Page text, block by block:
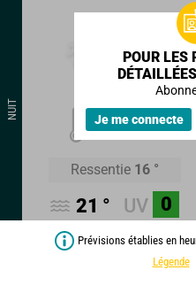
NUIT 18°
Ressentie 16 °
21 ° UV 0
POUR LES
Je me connecte
Prévisions établies en
Légende